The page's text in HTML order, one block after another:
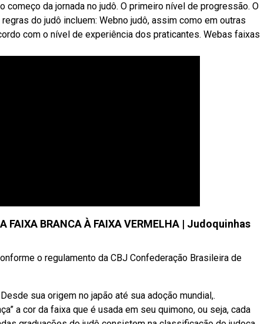
da jornada no judô. O primeiro nível de progressão. O
do judô incluem: Webno judô, assim como em outras
com o nível de experiência dos praticantes. Webas faixas
BRANCA À FAIXA VERMELHA | Judoquinhas
o regulamento da CBJ Confederação Brasileira de
sua origem no japão até sua adoção mundial,.
a cor da faixa que é usada em seu quimono, ou seja, cada